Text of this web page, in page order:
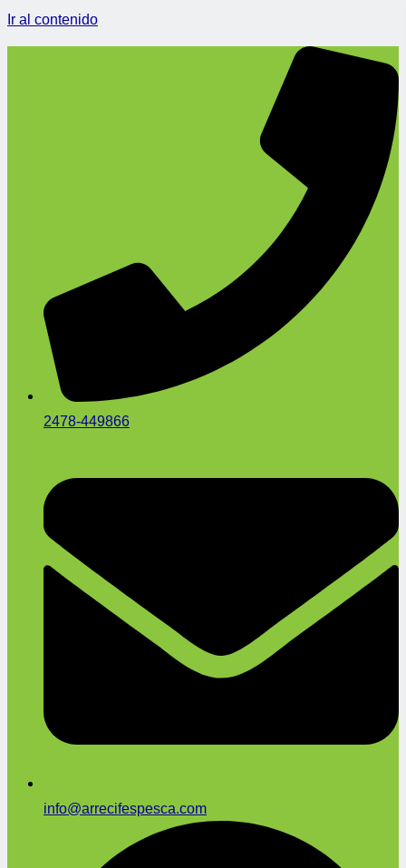
Ir al contenido
2478-449866
info@arrecifespesca.com